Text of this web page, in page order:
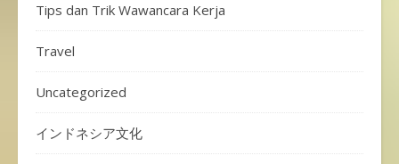
Tips dan Trik Wawancara Kerja
Travel
Uncategorized
インドネシア文化